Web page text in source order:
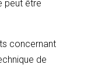
peut être
concernant
de